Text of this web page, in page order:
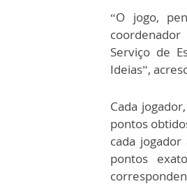
“O jogo,
Serviço de
Ideias”,
Cada
pontos
cada
pontos